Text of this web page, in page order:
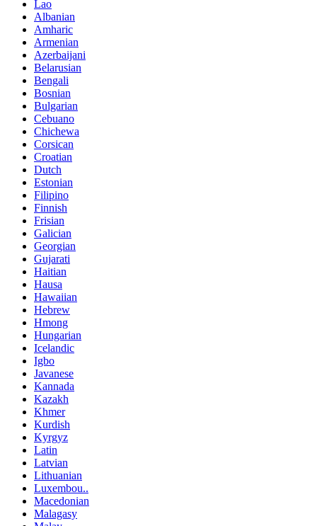
Lao
Albanian
Amharic
Armenian
Azerbaijani
Belarusian
Bengali
Bosnian
Bulgarian
Cebuano
Chichewa
Corsican
Croatian
Dutch
Estonian
Filipino
Finnish
Frisian
Galician
Georgian
Gujarati
Haitian
Hausa
Hawaiian
Hebrew
Hmong
Hungarian
Icelandic
Igbo
Javanese
Kannada
Kazakh
Khmer
Kurdish
Kyrgyz
Latin
Latvian
Lithuanian
Luxembou..
Macedonian
Malagasy